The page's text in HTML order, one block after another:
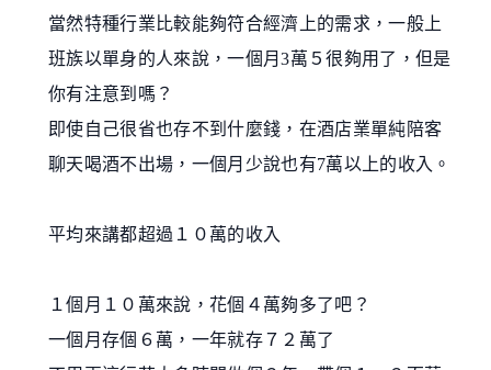
當然特種行業比較能夠符合經濟上的需求，一般上
班族以單身的人來說，一個月3萬５很夠用了，但是
你有注意到嗎？
即使自己很省也存不到什麼錢，在酒店業單純陪客
聊天喝酒不出場，一個月少說也有7萬以上的收入。
平均來講都超過１０萬的收入
１個月１０萬來說，花個４萬夠多了吧？
一個月存個６萬，一年就存７２萬了